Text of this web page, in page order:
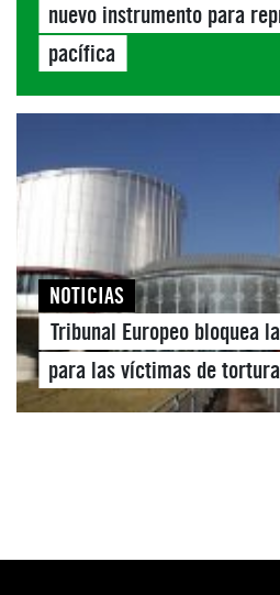
nuevo instrumento para
pacífica
NOTICIAS
Tribunal Europeo bloquea
para las víctimas de